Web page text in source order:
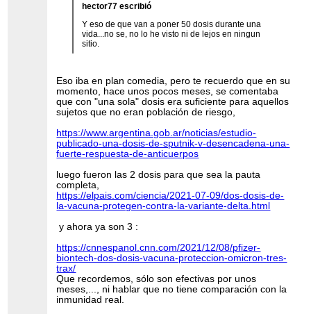
hector77 escribió
Y eso de que van a poner 50 dosis durante una
vida...no se, no lo he visto ni de lejos en ningun
sitio.
Eso iba en plan comedia, pero te recuerdo que en su
momento, hace unos pocos meses, se comentaba
que con "una sola" dosis era suficiente para aquellos
sujetos que no eran población de riesgo,
https://www.argentina.gob.ar/noticias/estudio-
publicado-una-dosis-de-sputnik-v-desencadena-una-
fuerte-respuesta-de-anticuerpos
luego fueron las 2 dosis para que sea la pauta
completa,
https://elpais.com/ciencia/2021-07-09/dos-dosis-de-
la-vacuna-protegen-contra-la-variante-delta.html
y ahora ya son 3 :
https://cnnespanol.cnn.com/2021/12/08/pfizer-
biontech-dos-dosis-vacuna-proteccion-omicron-tres-
trax/
Que recordemos, sólo son efectivas por unos
meses,..., ni hablar que no tiene comparación con la
inmunidad real.